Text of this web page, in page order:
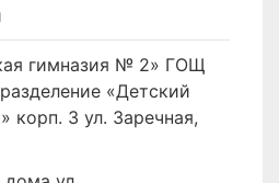
гимназия № 2» ГОЩ
«Детский
корп. 3 ул. Заречная,